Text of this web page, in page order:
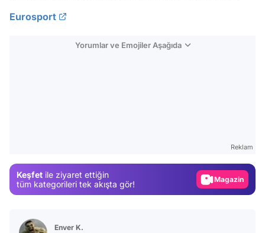
Eurosport
Yorumlar ve Emojiler Aşağıda
Reklam
Keşfet ile ziyaret ettiğin
tüm kategorileri tek akışta gör!
Magazin
Enver K.